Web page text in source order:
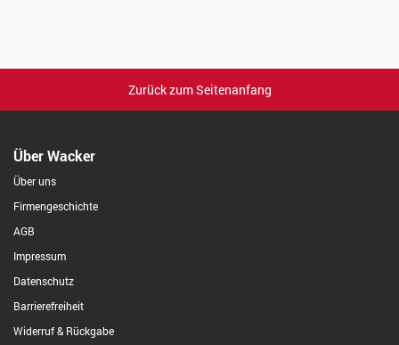
Zurück zum Seitenanfang
Über Wacker
Über uns
Firmengeschichte
AGB
Impressum
Datenschutz
Barrierefreiheit
Widerruf & Rückgabe